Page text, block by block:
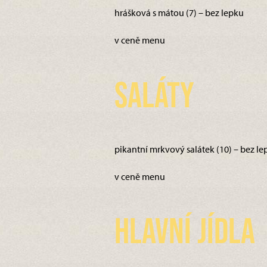
hrášková s mátou (7) – bez lepku
v ceně menu
Saláty
pikantní mrkvový salátek (10) – bez
v ceně menu
Hlavní jídla